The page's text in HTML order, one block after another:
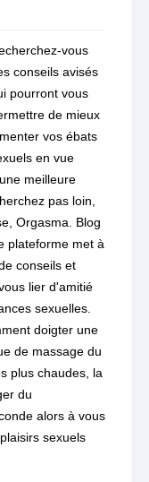
vous
conseils avisés
pourront vous
de mieux
vos ébats
en vue
meilleure
pas loin,
Orgasma. Blog
plateforme met à
conseils et
lier d'amitié
sexuelles.
doigter une
de massage du
plus chaudes, la
du
alors à vous
sexuels